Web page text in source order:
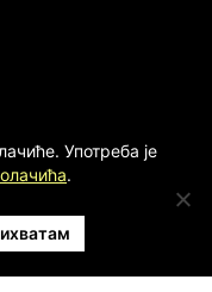
Употреба је
.